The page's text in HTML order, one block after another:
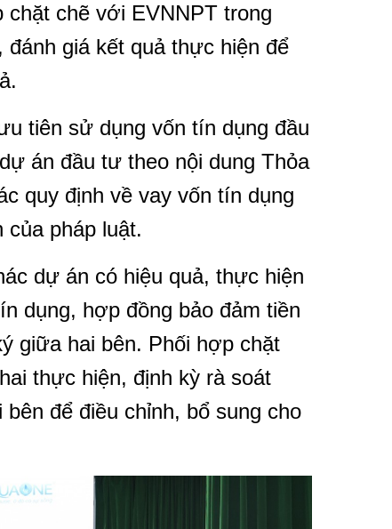
chẽ với EVNNPT trong
giá kết quả thực hiện để
tiên sử dụng vốn tín dụng đầu
án đầu tư theo nội dung Thỏa
quy định về vay vốn tín dụng
pháp luật.
dự án có hiệu quả, thực hiện
dụng, hợp đồng bảo đảm tiền
giữa hai bên. Phối hợp chặt
thực hiện, định kỳ rà soát
để điều chỉnh, bổ sung cho